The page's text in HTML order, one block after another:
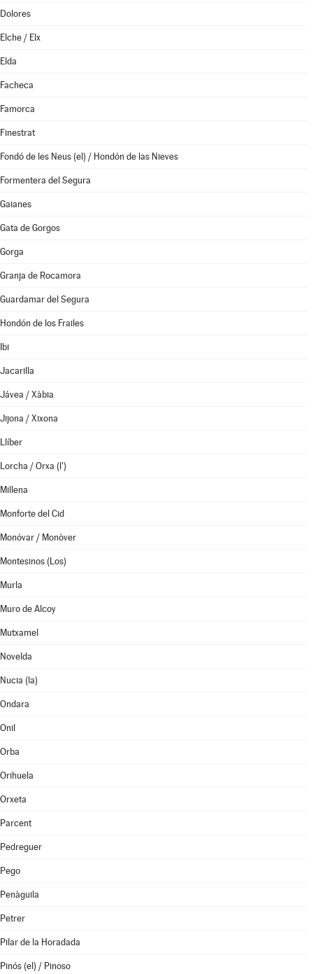
Dolores
Elche / Elx
Elda
Facheca
Famorca
Finestrat
Fondó de les Neus (el) / Hondón de las Nieves
Formentera del Segura
Gaianes
Gata de Gorgos
Gorga
Granja de Rocamora
Guardamar del Segura
Hondón de los Frailes
Ibi
Jacarilla
Jávea / Xàbia
Jijona / Xixona
Llíber
Lorcha / Orxa (l')
Millena
Monforte del Cid
Monóvar / Monòver
Montesinos (Los)
Murla
Muro de Alcoy
Mutxamel
Novelda
Nucia (la)
Ondara
Onil
Orba
Orihuela
Orxeta
Parcent
Pedreguer
Pego
Penàguila
Petrer
Pilar de la Horadada
Pinós (el) / Pinoso